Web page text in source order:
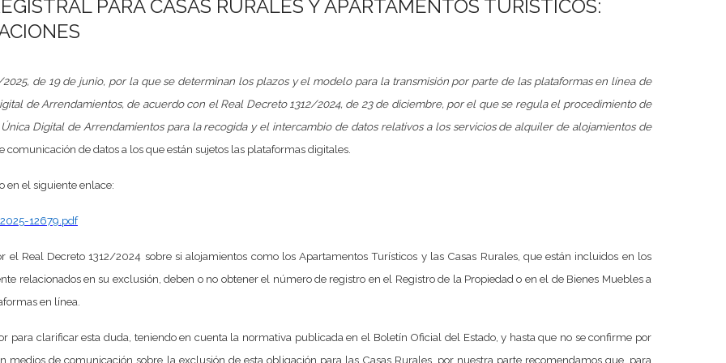
PARA CASAS RURALES Y APARTAMENTOS TURÍSTICOS:
de 19 de junio, por la que se determinan los plazos y el modelo para la transmisión por parte de las plataformas en línea de
de Arrendamientos, de acuerdo con el Real Decreto 1312/2024, de 23 de diciembre, por el que se regula el procedimiento de
Digital de Arrendamientos para la recogida y el intercambio de datos relativos a los servicios de alquiler de alojamientos de
de datos a los que están sujetos las plataformas digitales.
en el siguiente enlace:
12679.pdf
Real Decreto 1312/2024 sobre si alojamientos como los Apartamentos Turísticos y las Casas Rurales, que están incluidos en los
relacionados en su exclusión, deben o no obtener el número de registro en el Registro de la Propiedad o en el de Bienes Muebles a
en línea.
para clarificar esta duda, teniendo en cuenta la normativa publicada en el Boletín Oficial del Estado, y hasta que no se confirme por
de comunicación sobre la exclusión de esta obligación para las Casas Rurales, por nuestra parte recomendamos que, para